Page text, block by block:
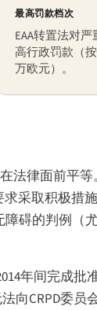
最高罚款档次
EAA转置法对
高行政罚款（
万欧元）。
法律面前平
求采取积极
碍的判例（
年间完成批
向CRPD委员